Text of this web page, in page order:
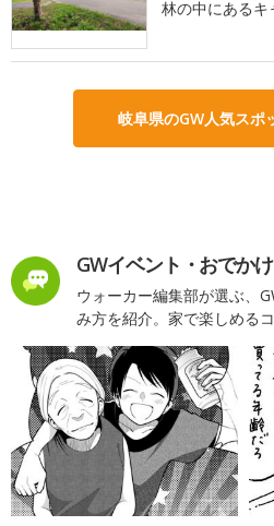
林の中にあるキ
岐阜県のGW人気スポ
GWイベント・おでか
ウォーカー編集部が選ぶ、
み方を紹介。家で楽しめる